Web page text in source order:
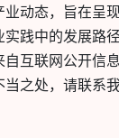
动态，旨在呈
践中的发展路
互联网公开信
之处，请联系我